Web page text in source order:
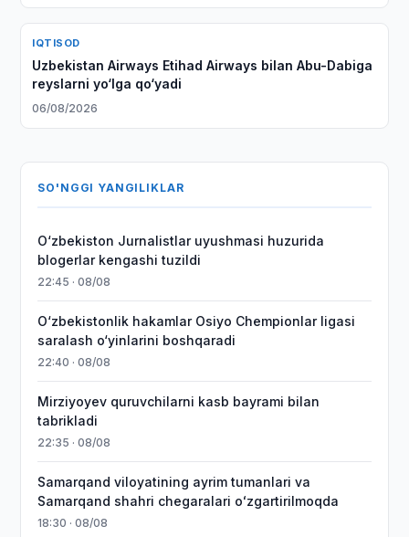
IQTISOD
Uzbekistan Airways Etihad Airways bilan Abu-Dabiga
reyslarni yo‘lga qo‘yadi
06/08/2026
SO'NGGI YANGILIKLAR
O‘zbekiston Jurnalistlar uyushmasi huzurida
blogerlar kengashi tuzildi
22:45 · 08/08
O‘zbekistonlik hakamlar Osiyo Chempionlar ligasi
saralash o‘yinlarini boshqaradi
22:40 · 08/08
Mirziyoyev quruvchilarni kasb bayrami bilan
tabrikladi
22:35 · 08/08
Samarqand viloyatining ayrim tumanlari va
Samarqand shahri chegaralari oʻzgartirilmoqda
18:30 · 08/08